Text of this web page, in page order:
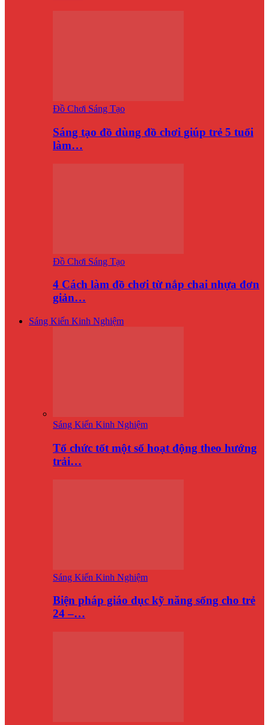
Đồ Chơi Sáng Tạo
Sáng tạo đồ dùng đồ chơi giúp trẻ 5 tuổi
làm…
Đồ Chơi Sáng Tạo
4 Cách làm đồ chơi từ nắp chai nhựa đơn
giản…
Sáng Kiến Kinh Nghiệm
Sáng Kiến Kinh Nghiệm
Tổ chức tốt một số hoạt động theo hướng
trải…
Sáng Kiến Kinh Nghiệm
Biện pháp giáo dục kỹ năng sống cho trẻ
24 –…